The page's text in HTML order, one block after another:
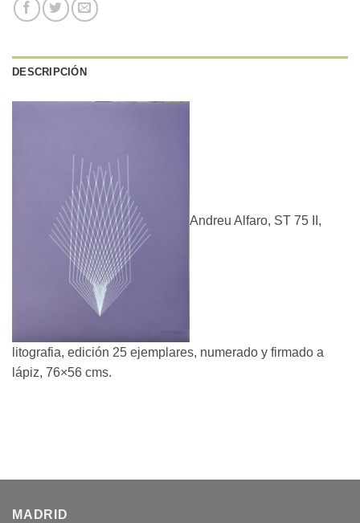
DESCRIPCIÓN
Andreu Alfaro, ST 75 II,
litografia, edición 25 ejemplares, numerado y firmado a
lápiz, 76×56 cms.
MADRID